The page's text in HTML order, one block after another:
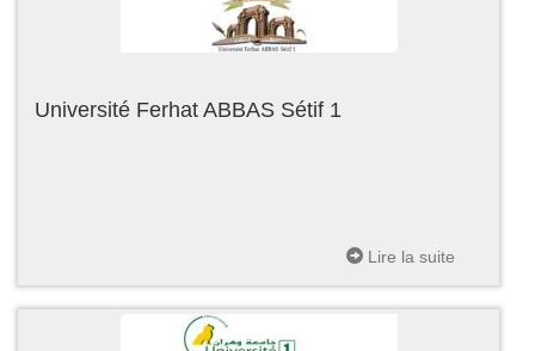
Université Ferhat ABBAS Sétif 1
Lire la suite